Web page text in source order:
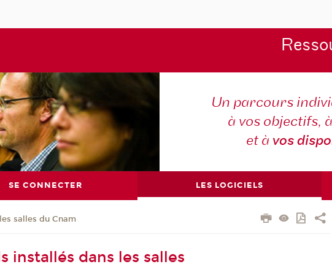
Un parcours
à vos objectifs,
et à vos
SE CONNECTER LES LOGICIELS
salles du Cnam
installés dans les salles